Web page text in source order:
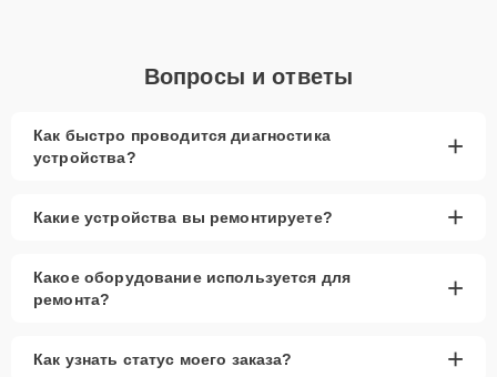
Вопросы и ответы
Как быстро проводится диагностика
устройства?
+
Какие устройства вы ремонтируете? +
Какое оборудование используется для
ремонта?
+
Как узнать статус моего заказа? +